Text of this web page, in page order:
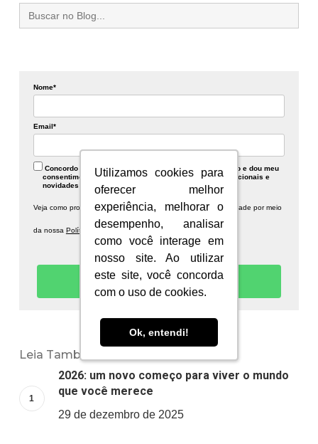
Utilizamos cookies para
oferecer melhor
experiência, melhorar o
desempenho, analisar
como você interage em
nosso site. Ao utilizar
este site, você concorda
com o uso de cookies.
Ok, entendi!
Utilizamos cookies para
oferecer melhor
experiência, melhorar o
desempenho, analisar
como você interage em
nosso site. Ao utilizar
este site, você concorda
com o uso de cookies.
Ok, entendi!
Search
for:
Nome*
Email*
Concordo com a Política de Privacidade descrita abaixo e dou meu
consentimento para recebimento de publicidades institucionais e
novidades sobre a Information Planet.
Veja como protegemos seus dados e respeitamos sua privacidade por meio
da nossa Política de Privacidade.
Quero receber novidades!
Leia Também:
2026: um novo começo para viver o mundo
que você merece
29 de dezembro de 2025